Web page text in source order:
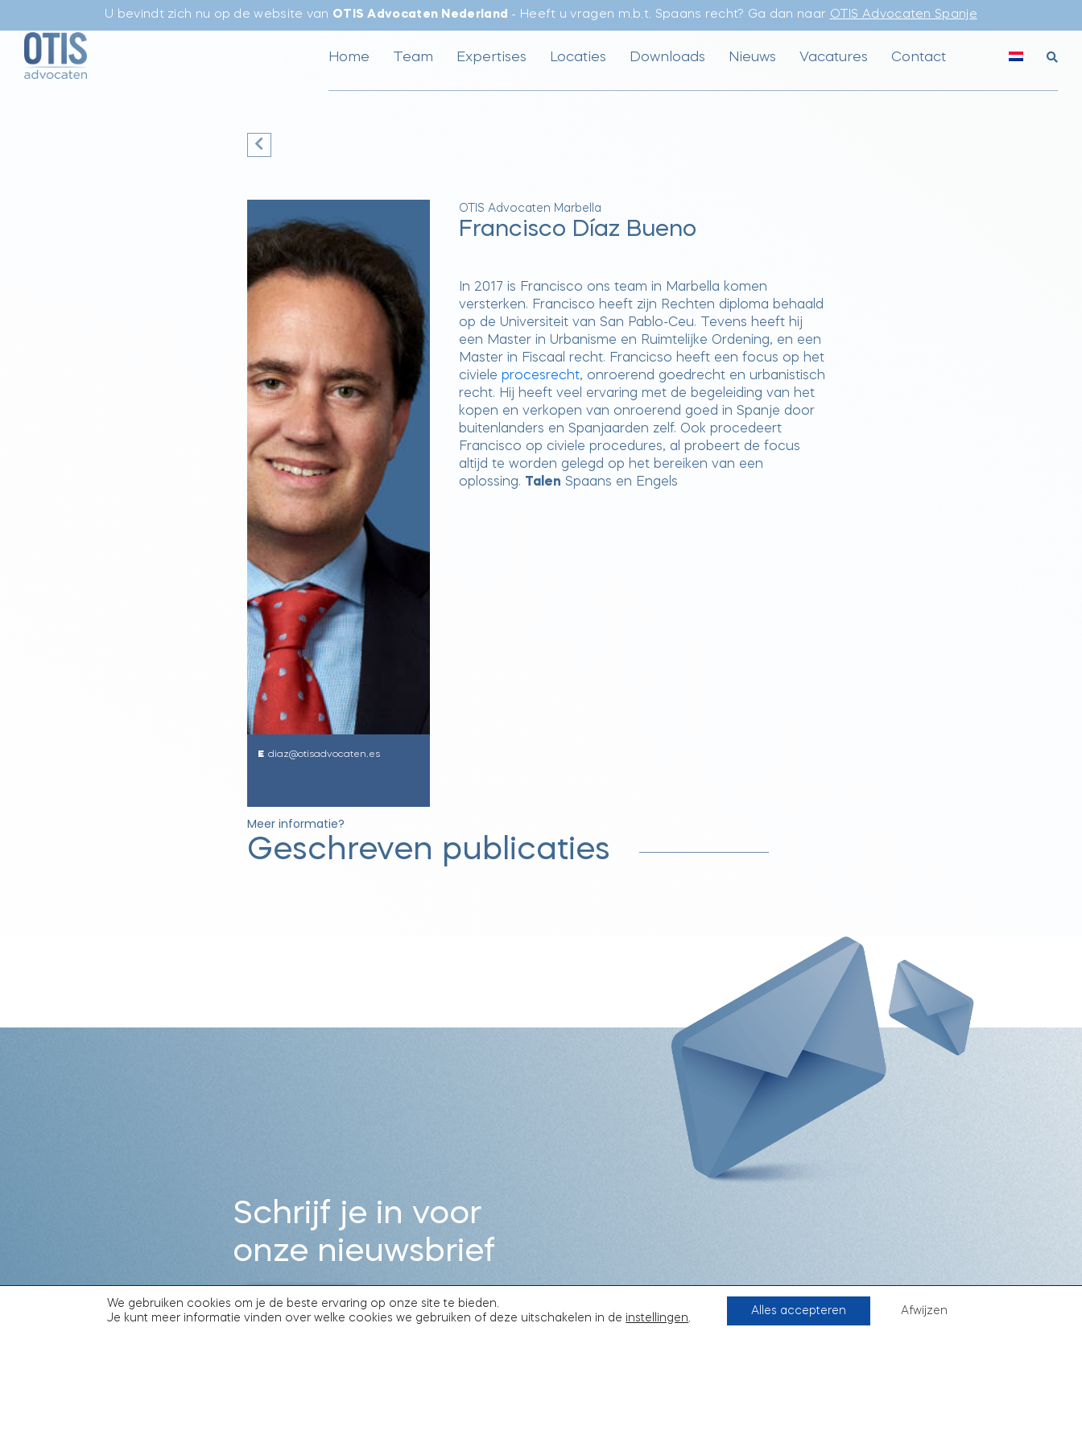
U bevindt zich nu op de website van OTIS Advocaten Nederland - Heeft u vragen m.b.t. Spaans recht? Ga dan naar OTIS Advocaten Spanje
Home Team Expertises Locaties Downloads Nieuws Vacatures Contact
diaz@otisadvocaten.es
OTIS Advocaten Marbella
Francisco Díaz Bueno
In 2017 is Francisco ons team in Marbella komen
versterken. Francisco heeft zijn Rechten diploma behaald
op de Universiteit van San Pablo-Ceu. Tevens heeft hij
een Master in Urbanisme en Ruimtelijke Ordening, en een
Master in Fiscaal recht. Francicso heeft een focus op het
civieleprocesrecht, onroerend goedrecht en urbanistisch
recht. Hij heeft veel ervaring met de begeleiding van het
kopen en verkopen van onroerend goed in Spanje door
buitenlanders en Spanjaarden zelf. Ook procedeert
Francisco op civiele procedures, al probeert de focus
altijd te worden gelegd op het bereiken van een
oplossing. Talen Spaans en Engels
Meer informatie?
Geschreven publicaties
Schrijf je in voor
onze nieuwsbrief
We gebruiken cookies om je de beste ervaring op onze site te bieden.
Je kunt meer informatie vinden over welke cookies we gebruiken of deze uitschakelen in de instellingen.
Alles accepteren Afwijzen